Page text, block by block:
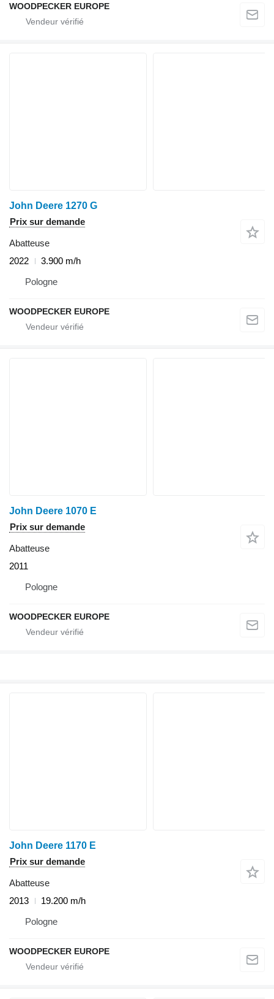
WOODPECKER EUROPE
John Deere 1270 G
Prix sur demande
Abatteuse
2022
3.900 m/h
Pologne
WOODPECKER EUROPE
John Deere 1070 E
Prix sur demande
Abatteuse
2011
Pologne
WOODPECKER EUROPE
John Deere 1170 E
Prix sur demande
Abatteuse
2013
19.200 m/h
Pologne
WOODPECKER EUROPE